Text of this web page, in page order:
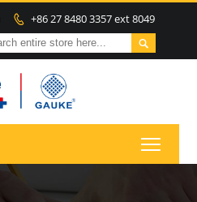
 +86 27 8480 3357 ext 8049
